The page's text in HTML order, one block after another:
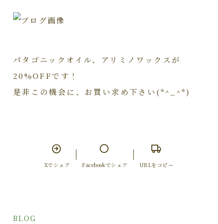
パタゴニックオイル、アリミノワックスが
20%OFFです！
是非この機会に、お買い求め下さい(*^_^*)
Xでシェア Facebookでシェア URLをコピー
BLOG